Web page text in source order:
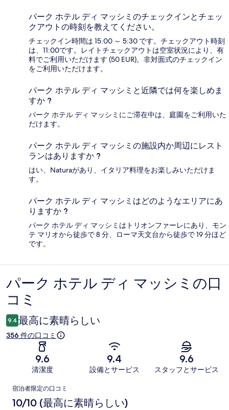
パーク ホテル ディ マッシミのチェックインとチェッ
クアウトの時刻を教えてください。
チェックイン時間は 15:00 ～ 5:30 です。チェックアウト時刻
は、11:00です。レイトチェックアウトは空室状況により、有
料でご利用いただけます (50 EUR)。非対面式のチェックイン
をご利用いただけます。
パーク ホテル ディ マッシミと近隣では何を楽しめま
すか ?
パーク ホテル ディ マッシミにご滞在中は、庭園をご利用いた
だけます。
パーク ホテル ディ マッシミの施設内か周辺にレスト
ランはありますか ?
はい、Naturaがあり、イタリア料理をお楽しみいただけま
す。
パーク ホテル ディ マッシミはどのようなエリアにあ
りますか ?
パーク ホテル ディ マッシミはトリオンファーレにあり、モン
テ マリオから徒歩で 8 分、ローマ天文台から徒歩で 19 分ほど
です。
口
コ
ミ
パーク ホテル ディ マッシミの口
コミ
9.4 最高に素晴らしい
356 件の口コミ
9.6
清潔度
9.4
設備とサービス
9.6
スタッフとサービス
口
コ
宿泊者限定の口コミ
10/10 (最高に素晴らしい)